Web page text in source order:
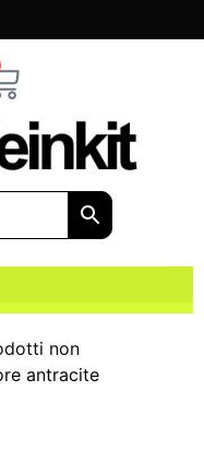
non
antracite